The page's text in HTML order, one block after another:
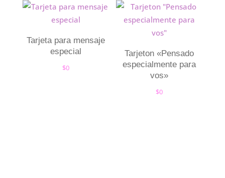
Tarjeta para mensaje
especial
$0
Tarjeton «Pensado
especialmente para
vos»
$0